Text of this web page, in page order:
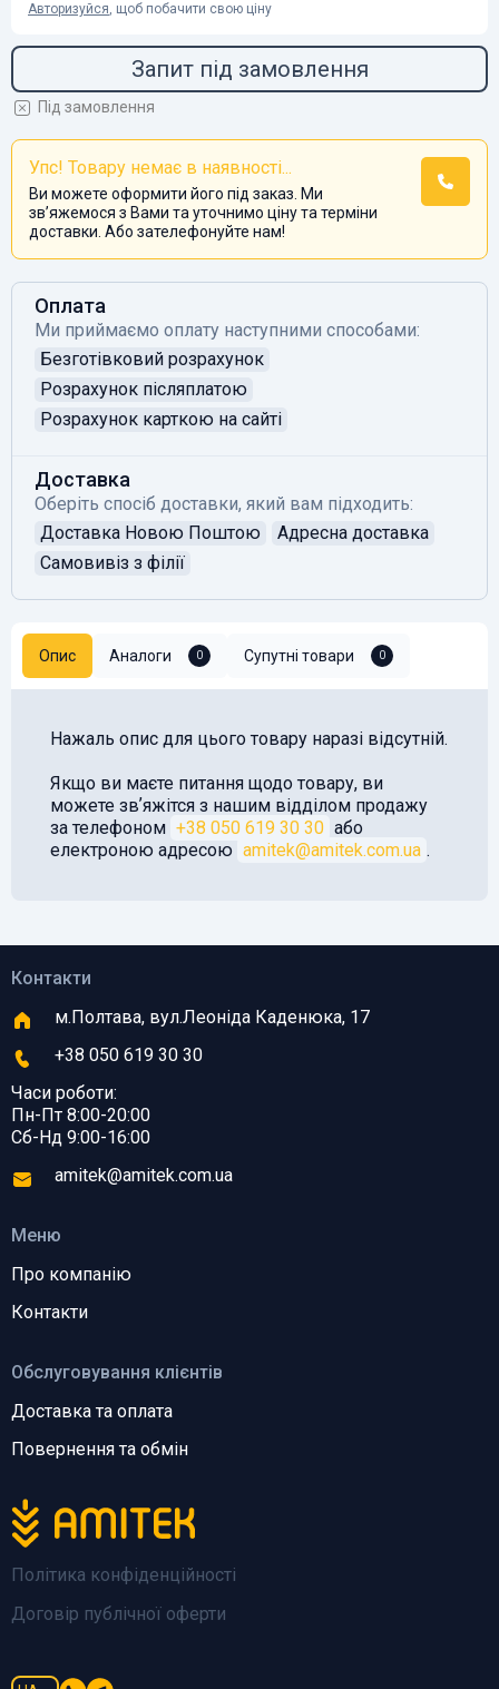
Авторизуйся, щоб побачити свою ціну
Запит під замовлення
Під замовлення
Упс! Товару немає в наявності...
Ви можете оформити його під заказ. Ми
звʼяжемося з Вами та уточнимо ціну та терміни
доставки. Або зателефонуйте нам!
Оплата
Ми приймаємо оплату наступними способами:
Безготівковий розрахунок
Розрахунок післяплатою
Розрахунок карткою на сайті
Доставка
Оберіть спосіб доставки, який вам підходить:
Доставка Новою Поштою
Адресна доставка
Самовивіз з філії
Опис Аналоги 0 Супутні товари 0
Нажаль опис для цього товару наразі відсутній.
Якщо ви маєте питання щодо товару, ви
можете звʼяжітся з нашим відділом продажу
за телефоном +38 050 619 30 30 або
електроною адресою amitek@amitek.com.ua .
Політика конфіденційності
Договір публічної оферти
Обслуговування клієнтів
Доставка та оплата
Повернення та обмін
Меню
Про компанію
Контакти
Контакти
м.Полтава, вул.Леоніда Каденюка, 17
+38 050 619 30 30
Часи роботи:
Пн-Пт 8:00-20:00
Сб-Нд 9:00-16:00
amitek@amitek.com.ua